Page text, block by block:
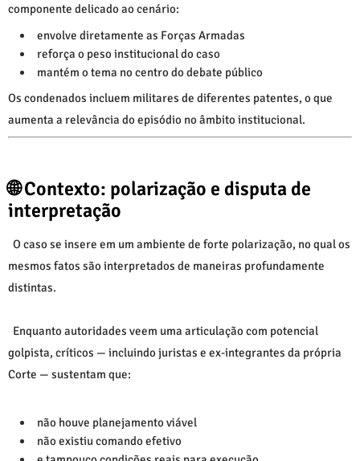
componente delicado ao cenário:
envolve diretamente as Forças Armadas
reforça o peso institucional do caso
mantém o tema no centro do debate público
Os condenados incluem militares de diferentes patentes, o que
aumenta a relevância do episódio no âmbito institucional.
🌐 Contexto: polarização e disputa de
interpretação
O caso se insere em um ambiente de forte polarização, no qual os
mesmos fatos são interpretados de maneiras profundamente
distintas.
Enquanto autoridades veem uma articulação com potencial
golpista, críticos — incluindo juristas e ex-integrantes da própria
Corte — sustentam que:
não houve planejamento viável
não existiu comando efetivo